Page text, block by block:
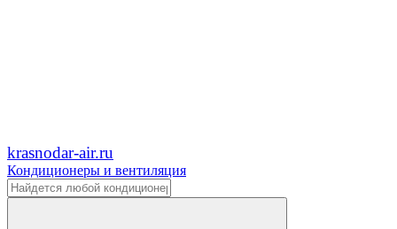
krasnodar-air.ru
Кондиционеры и вентиляция